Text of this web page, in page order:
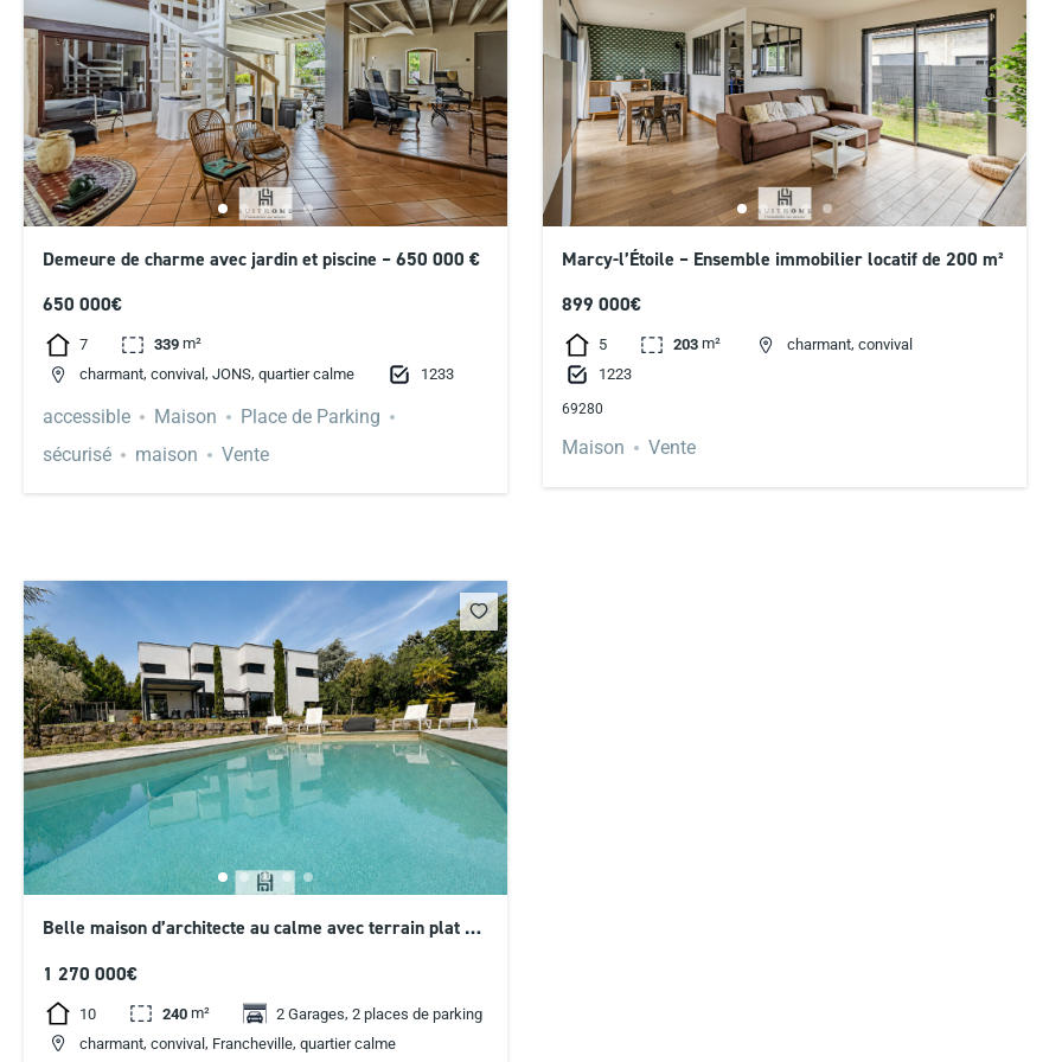
Demeure de charme avec jardin et piscine – 650 000 €
650 000€
7 339 m²
charmant,convival,JONS,quartier calme 1233
accessible Maison
Place de Parking
sécurisé
maison Vente
Marcy-l’Étoile – Ensemble immobilier locatif de 200 m²
899 000€
5 203 m² charmant,convival
1223
69280
Maison Vente
Belle maison d’architecte au calme avec terrain plat de
1 270 000€
10 240 m² 2 Garages,2 places de parking
charmant ,convival Francheville ,quartier calme